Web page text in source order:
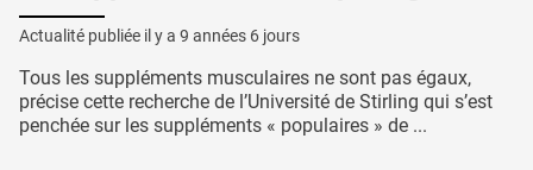
Actualité publiée il y a 9 années 6 jours
Tous les suppléments musculaires ne sont pas égaux,
précise cette recherche de l’Université de Stirling qui s’est
penchée sur les suppléments « populaires » de ...